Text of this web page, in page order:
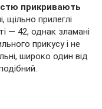
прикривають
щільно прилеглі
— 42, однак зламані
прикусу і не
широко один від